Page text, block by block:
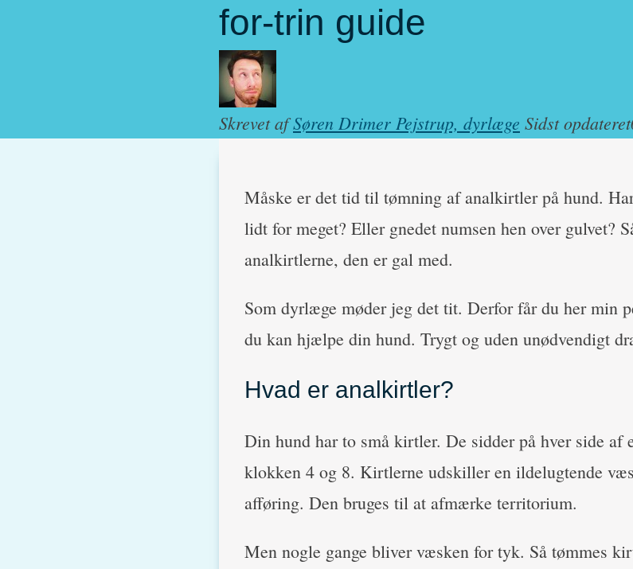
for-trin guide
Skrevet afSøren Drimer Pejstrup, dyrlæge Sidst opdateret
Måske er det tid til tømning af analkirtler på hund.
lidt for meget? Eller gnedet numsen hen over gulvet?
analkirtlerne, den er gal med.
Som dyrlæge møder jeg det tit. Derfor får du her min
du kan hjælpe din hund. Trygt og uden unødvendigt
Hvad er analkirtler?
Din hund har to små kirtler. De sidder på hver side af
klokken 4 og 8. Kirtlerne udskiller en ildelugtende
afføring. Den bruges til at afmærke territorium.
Men nogle gange bliver væsken for tyk. Så tømmes